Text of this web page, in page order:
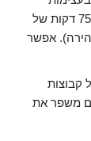
בינונית בשבוע (הליכה מהירה, ריקוד, שחייה) או 75 דקות של
אפשר
קבוצות
משפר את